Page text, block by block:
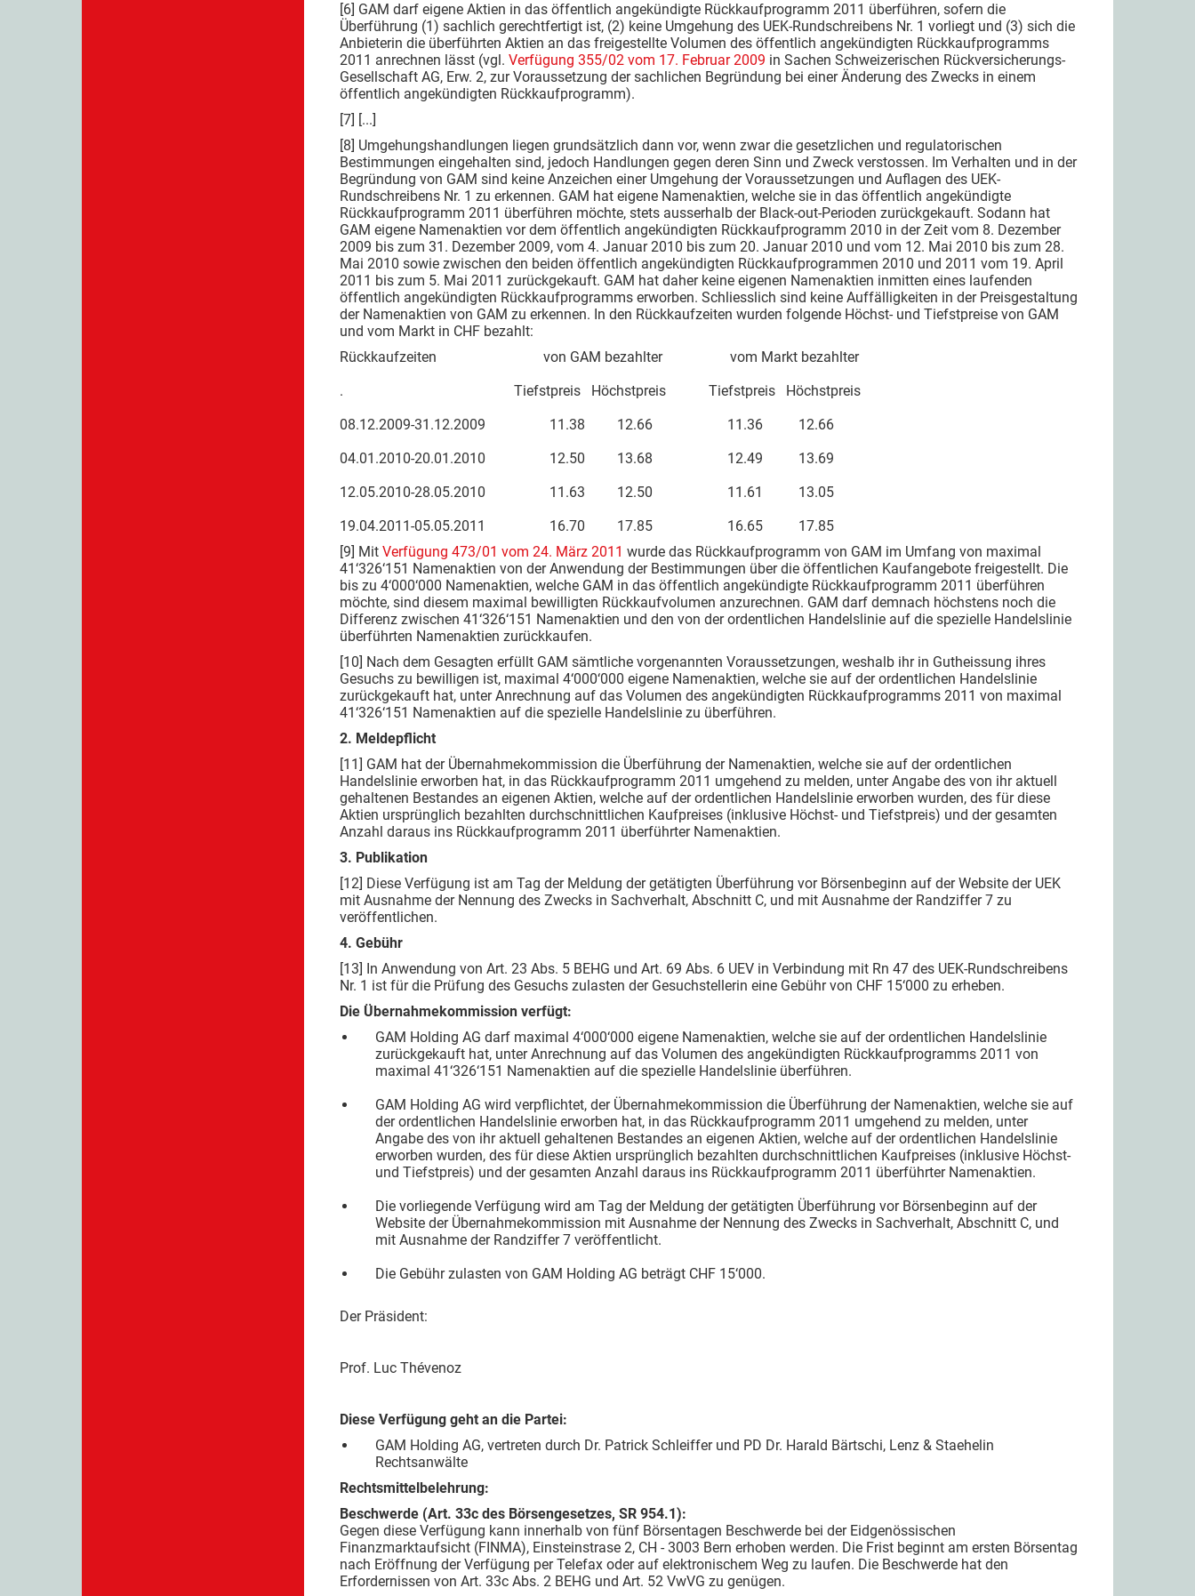
[6] GAM darf eigene Aktien in das öffentlich angekündigte Rückkaufprogramm 2011 überführen, sofern die
Überführung (1) sachlich gerechtfertigt ist, (2) keine Umgehung des UEK-Rundschreibens Nr. 1 vorliegt und (3) sich die
Anbieterin die überführten Aktien an das freigestellte Volumen des öffentlich angekündigten Rückkaufprogramms
2011 anrechnen lässt (vgl. Verfügung 355/02 vom 17. Februar 2009 in Sachen Schweizerischen Rückversicherungs-
Gesellschaft AG, Erw. 2, zur Voraussetzung der sachlichen Begründung bei einer Änderung des Zwecks in einem
öffentlich angekündigten Rückkaufprogramm).
[7] [...]
[8] Umgehungshandlungen liegen grundsätzlich dann vor, wenn zwar die gesetzlichen und regulatorischen
Bestimmungen eingehalten sind, jedoch Handlungen gegen deren Sinn und Zweck verstossen. Im Verhalten und in der
Begründung von GAM sind keine Anzeichen einer Umgehung der Voraussetzungen und Auflagen des UEK-
Rundschreibens Nr. 1 zu erkennen. GAM hat eigene Namenaktien, welche sie in das öffentlich angekündigte
Rückkaufprogramm 2011 überführen möchte, stets ausserhalb der Black-out-Perioden zurückgekauft. Sodann hat
GAM eigene Namenaktien vor dem öffentlich angekündigten Rückkaufprogramm 2010 in der Zeit vom 8. Dezember
2009 bis zum 31. Dezember 2009, vom 4. Januar 2010 bis zum 20. Januar 2010 und vom 12. Mai 2010 bis zum 28.
Mai 2010 sowie zwischen den beiden öffentlich angekündigten Rückkaufprogrammen 2010 und 2011 vom 19. April
2011 bis zum 5. Mai 2011 zurückgekauft. GAM hat daher keine eigenen Namenaktien inmitten eines laufenden
öffentlich angekündigten Rückkaufprogramms erworben. Schliesslich sind keine Auffälligkeiten in der Preisgestaltung
der Namenaktien von GAM zu erkennen. In den Rückkaufzeiten wurden folgende Höchst- und Tiefstpreise von GAM
und vom Markt in CHF bezahlt:
Rückkaufzeiten von GAM bezahlter vom Markt bezahlter
. Tiefstpreis Höchstpreis Tiefstpreis Höchstpreis
08.12.2009-31.12.2009 11.38 12.66 11.36 12.66
04.01.2010-20.01.2010 12.50 13.68 12.49 13.69
12.05.2010-28.05.2010 11.63 12.50 11.61 13.05
19.04.2011-05.05.2011 16.70 17.85 16.65 17.85
[9] Mit Verfügung 473/01 vom 24. März 2011 wurde das Rückkaufprogramm von GAM im Umfang von maximal
41‘326‘151 Namenaktien von der Anwendung der Bestimmungen über die öffentlichen Kaufangebote freigestellt. Die
bis zu 4‘000‘000 Namenaktien, welche GAM in das öffentlich angekündigte Rückkaufprogramm 2011 überführen
möchte, sind diesem maximal bewilligten Rückkaufvolumen anzurechnen. GAM darf demnach höchstens noch die
Differenz zwischen 41‘326‘151 Namenaktien und den von der ordentlichen Handelslinie auf die spezielle Handelslinie
überführten Namenaktien zurückkaufen.
[10] Nach dem Gesagten erfüllt GAM sämtliche vorgenannten Voraussetzungen, weshalb ihr in Gutheissung ihres
Gesuchs zu bewilligen ist, maximal 4‘000‘000 eigene Namenaktien, welche sie auf der ordentlichen Handelslinie
zurückgekauft hat, unter Anrechnung auf das Volumen des angekündigten Rückkaufprogramms 2011 von maximal
41‘326‘151 Namenaktien auf die spezielle Handelslinie zu überführen.
2. Meldepflicht
[11] GAM hat der Übernahmekommission die Überführung der Namenaktien, welche sie auf der ordentlichen
Handelslinie erworben hat, in das Rückkaufprogramm 2011 umgehend zu melden, unter Angabe des von ihr aktuell
gehaltenen Bestandes an eigenen Aktien, welche auf der ordentlichen Handelslinie erworben wurden, des für diese
Aktien ursprünglich bezahlten durchschnittlichen Kaufpreises (inklusive Höchst- und Tiefstpreis) und der gesamten
Anzahl daraus ins Rückkaufprogramm 2011 überführter Namenaktien.
3. Publikation
[12] Diese Verfügung ist am Tag der Meldung der getätigten Überführung vor Börsenbeginn auf der Website der UEK
mit Ausnahme der Nennung des Zwecks in Sachverhalt, Abschnitt C, und mit Ausnahme der Randziffer 7 zu
veröffentlichen.
4. Gebühr
[13] In Anwendung von Art. 23 Abs. 5 BEHG und Art. 69 Abs. 6 UEV in Verbindung mit Rn 47 des UEK-Rundschreibens
Nr. 1 ist für die Prüfung des Gesuchs zulasten der Gesuchstellerin eine Gebühr von CHF 15‘000 zu erheben.
Die Übernahmekommission verfügt:
GAM Holding AG darf maximal 4‘000‘000 eigene Namenaktien, welche sie auf der ordentlichen Handelslinie
zurückgekauft hat, unter Anrechnung auf das Volumen des angekündigten Rückkaufprogramms 2011 von
maximal 41‘326‘151 Namenaktien auf die spezielle Handelslinie überführen.
GAM Holding AG wird verpflichtet, der Übernahmekommission die Überführung der Namenaktien, welche sie auf
der ordentlichen Handelslinie erworben hat, in das Rückkaufprogramm 2011 umgehend zu melden, unter
Angabe des von ihr aktuell gehaltenen Bestandes an eigenen Aktien, welche auf der ordentlichen Handelslinie
erworben wurden, des für diese Aktien ursprünglich bezahlten durchschnittlichen Kaufpreises (inklusive Höchst-
und Tiefstpreis) und der gesamten Anzahl daraus ins Rückkaufprogramm 2011 überführter Namenaktien.
Die vorliegende Verfügung wird am Tag der Meldung der getätigten Überführung vor Börsenbeginn auf der
Website der Übernahmekommission mit Ausnahme der Nennung des Zwecks in Sachverhalt, Abschnitt C, und
mit Ausnahme der Randziffer 7 veröffentlicht.
Die Gebühr zulasten von GAM Holding AG beträgt CHF 15‘000.
Der Präsident:
Prof. Luc Thévenoz
Diese Verfügung geht an die Partei:
GAM Holding AG, vertreten durch Dr. Patrick Schleiffer und PD Dr. Harald Bärtschi, Lenz & Staehelin
Rechtsanwälte
Rechtsmittelbelehrung:
Beschwerde (Art. 33c des Börsengesetzes, SR 954.1):
Gegen diese Verfügung kann innerhalb von fünf Börsentagen Beschwerde bei der Eidgenössischen
Finanzmarktaufsicht (FINMA), Einsteinstrase 2, CH - 3003 Bern erhoben werden. Die Frist beginnt am ersten Börsentag
nach Eröffnung der Verfügung per Telefax oder auf elektronischem Weg zu laufen. Die Beschwerde hat den
Erfordernissen von Art. 33c Abs. 2 BEHG und Art. 52 VwVG zu genügen.